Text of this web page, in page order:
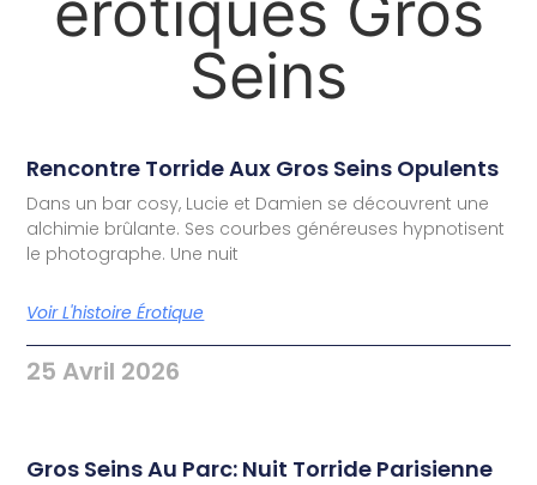
Seins
Rencontre Torride Aux Gros Seins Opulents
Dans un bar cosy, Lucie et Damien se découvrent une
alchimie brûlante. Ses courbes généreuses hypnotisent
le photographe. Une nuit
Voir L'histoire Érotique
25 Avril 2026
Gros Seins Au Parc: Nuit Torride Parisienne